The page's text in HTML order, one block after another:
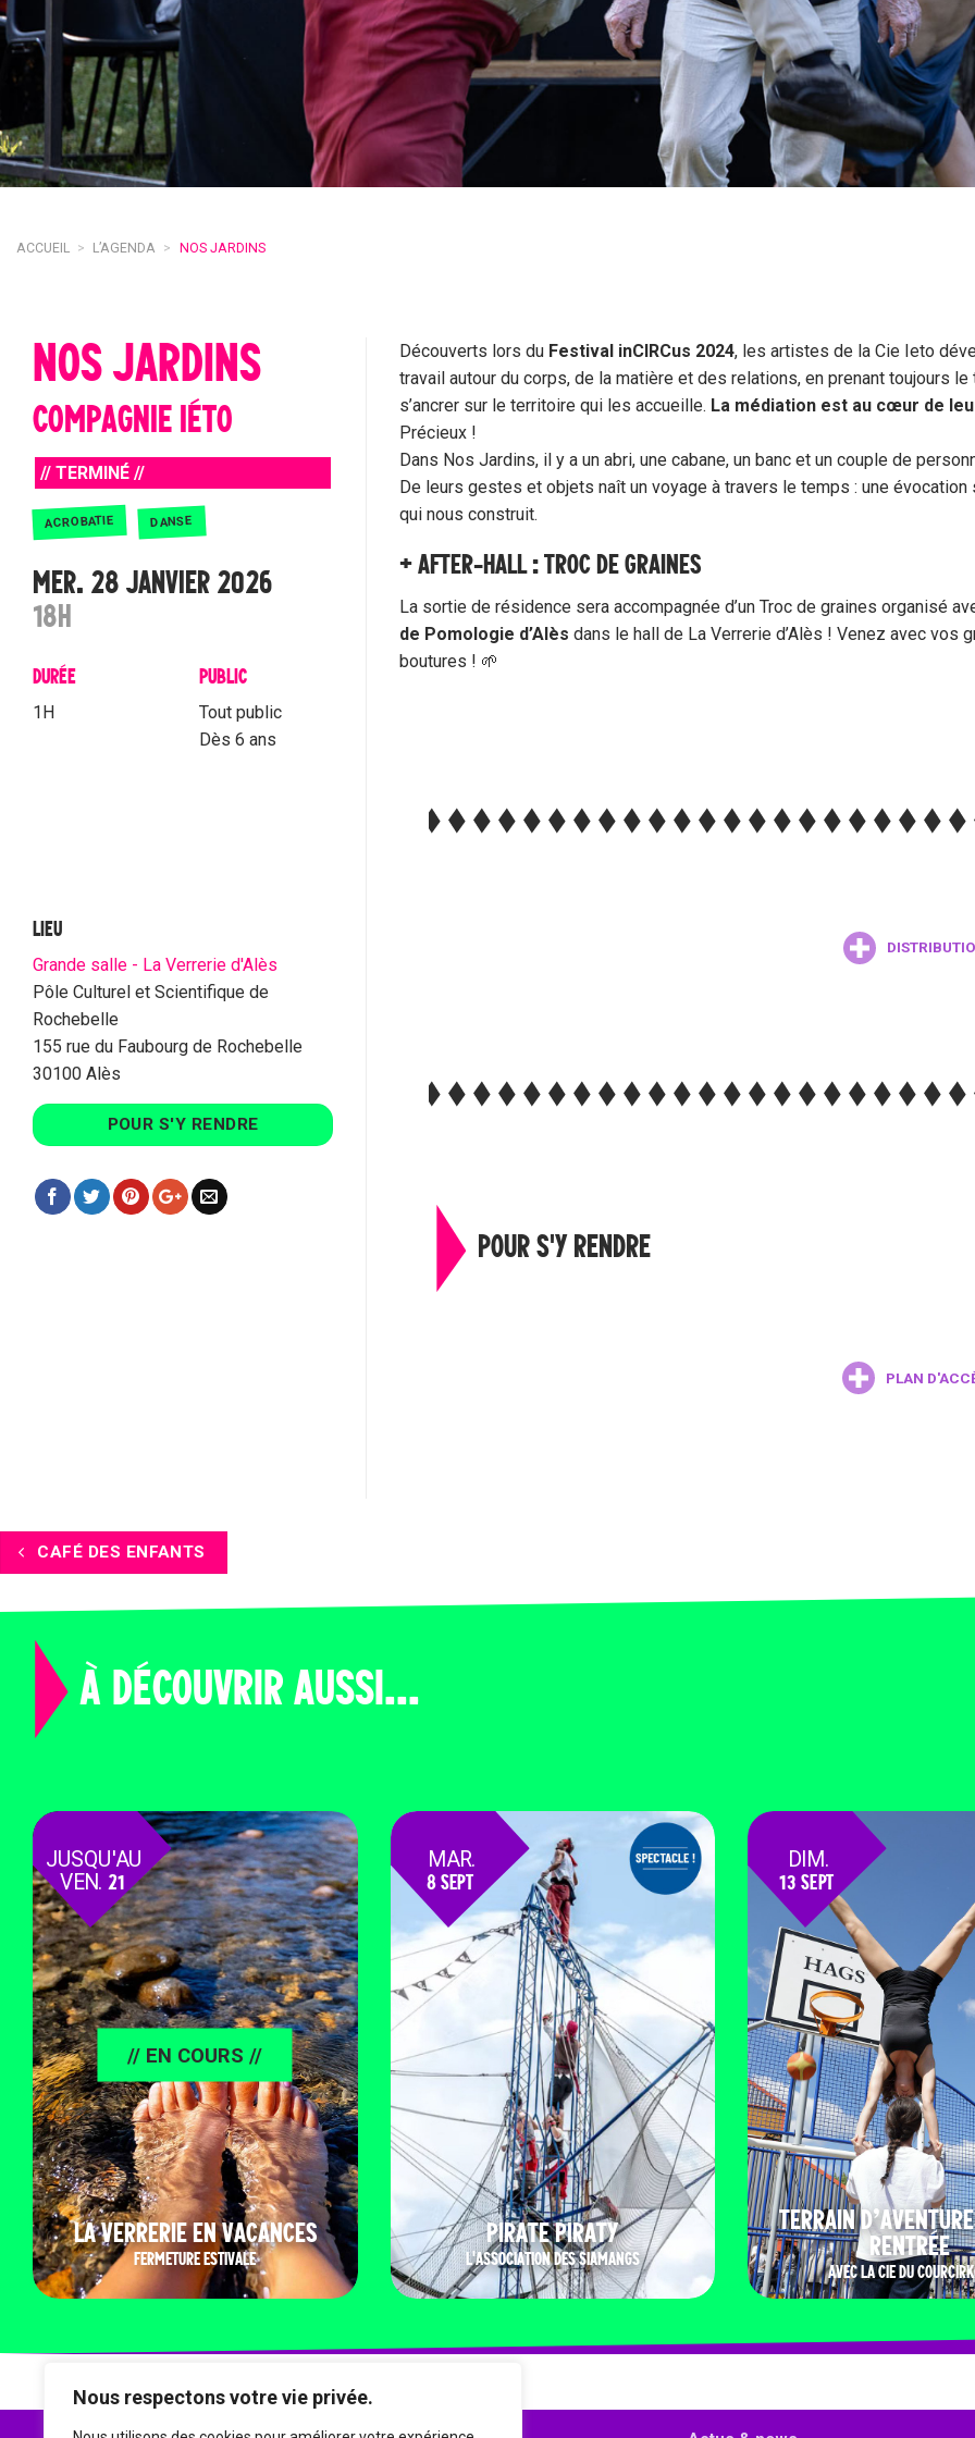
Nous respectons votre vie privée.
ACCUEIL > L’AGENDA > NOS JARDINS
NOS JARDINS
COMPAGNIE IÉTO
// TERMINÉ //
ACROBATIE DANSE
MER. 28 JANVIER 2026
18H
DURÉE
1H
PUBLIC
Tout public
Dès 6 ans
LIEU
Grande salle - La Verrerie d'Alès
Pôle Culturel et Scientifique de
Rochebelle
155 rue du Faubourg de Rochebelle
30100 Alès
POUR S'Y RENDRE
Découverts lors du Festival inCIRCus 2024, les artistes de la Cie Ieto
travail autour du corps, de la matière et des relations, en prenant toujours
s’ancrer sur le territoire qui les accueille. La médiation est au cœur de
Précieux !
Dans Nos Jardins, il y a un abri, une cabane, un banc et un couple de
De leurs gestes et objets naît un voyage à travers le temps : une
qui nous construit.
+ AFTER-HALL : TROC DE GRAINES
La sortie de résidence sera accompagnée d’un Troc de graines organisé
de Pomologie d’Alès dans le hall de La Verrerie d’Alès ! Venez avec vos
boutures ! 🌱
POUR S'Y RENDRE
PLAN
CAFÉ DES ENFANTS
À DÉCOUVRIR AUSSI...
JUSQU'AU
VEN. 21
AOÛT
// EN COURS //
LA VERRERIE EN VACANCES
FERMETURE ESTIVALE
MAR.
8 SEPT
PIRATE PIRATY
L'ASSOCIATION DES SIAMANGS
DIM.
13 SEPT
TERRAIN
RENTRÉE
AVEC LA CIE DU